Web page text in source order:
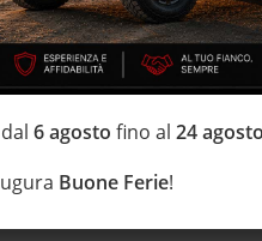
del mercato ''Opteven'' e
un' esposizione da più di
dal6 agosto fino al24
Buone Ferie!